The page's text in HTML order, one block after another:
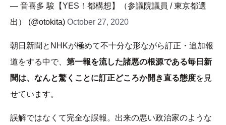
— 音喜多 駿【YES！都構想】（参議院議員 / 東京都選
出） (@otokita) October 27, 2020
朝日新聞とNHKが極めて不十分な形ながら訂正・追加報
道をする中で、 第一報を流した諸悪の根源である毎日新
聞は、なんと驚くことに訂正どころか開き直る態度を見
せています。
誤解ではなくて完全な誤報。出来の悪い政治家のような